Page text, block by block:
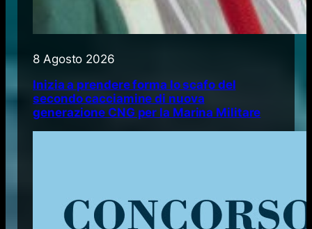
8 Agosto 2026
Inizia a prendere forma lo scafo del
secondo cacciamine di nuova
generazione CNG per la Marina Militare